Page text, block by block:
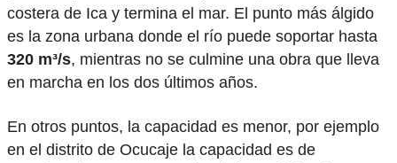
costera de Ica y termina el mar. El punto más álgido
es la zona urbana donde el río puede soportar hasta
320 m³/s, mientras no se culmine una obra que lleva
en marcha en los dos últimos años.
En otros puntos, la capacidad es menor, por ejemplo
en el distrito de Ocucaje la capacidad es de